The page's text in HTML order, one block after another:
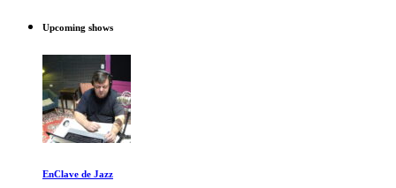
Upcoming shows
EnClave de Jazz